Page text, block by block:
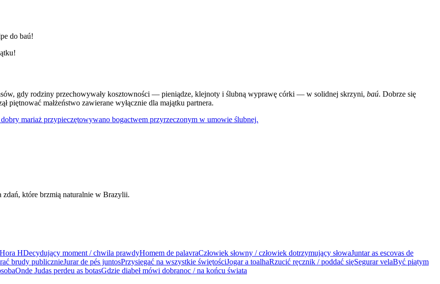
do baú!
gdy rodziny przechowywały kosztowności — pieniądze, klejnoty i ślubną wyprawę córki — w solidnej skrzyni, baú. Dobrze się
piętnować małżeństwo zawierane wyłącznie dla majątku partnera.
mariaż przypieczętowywano bogactwem przyrzeczonym w umowie ślubnej.
które brzmią naturalnie w Brazylii.
Hora HDecydujący moment / chwila prawdyHomem de palavraCzłowiek słowny / człowiek dotrzymujący słowaJuntar as escovas de
brudy publicznieJurar de pés juntosPrzysięgać na wszystkie świętościJogar a toalhaRzucić ręcznik / poddać sięSegurar velaByć piątym
Onde Judas perdeu as botasGdzie diabeł mówi dobranoc / na końcu świata